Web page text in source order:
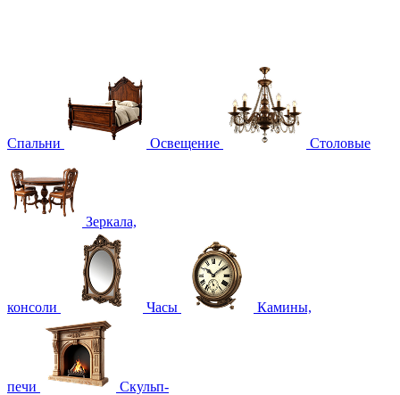
Спальни Освещение Столовые
Зеркала,
консоли Часы Камины,
печи Скульп-